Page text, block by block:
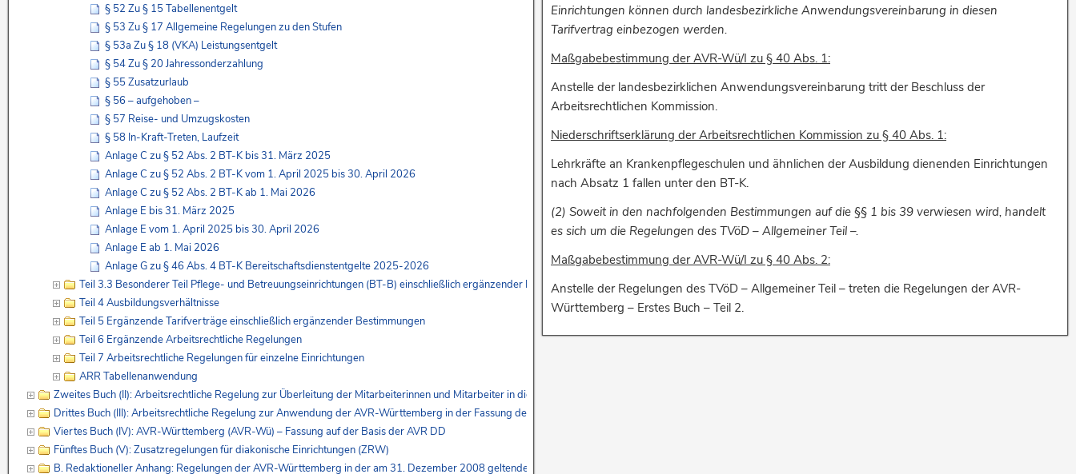
Einrichtungen können durch landesbezirkliche Anwendungsvereinbarung in diesen
Tarifvertrag einbezogen werden.
Maßgabebestimmung der AVR-Wü/I zu § 40 Abs. 1:
Anstelle der landesbezirklichen Anwendungsvereinbarung tritt der Beschluss der
Arbeitsrechtlichen Kommission.
Niederschriftserklärung der Arbeitsrechtlichen Kommission zu § 40 Abs. 1:
Lehrkräfte an Krankenpflegeschulen und ähnlichen der Ausbildung dienenden Einrichtungen
nach Absatz 1 fallen unter den BT-K.
(2) Soweit in den nachfolgenden Bestimmungen auf die §§ 1 bis 39 verwiesen wird, handelt
es sich um die Regelungen des TVöD – Allgemeiner Teil –.
Maßgabebestimmung der AVR-Wü/I zu § 40 Abs. 2:
Anstelle der Regelungen des TVöD – Allgemeiner Teil – treten die Regelungen der AVR-
Württemberg – Erstes Buch – Teil 2.
§ 52 Zu § 15 Tabellenentgelt
§ 53 Zu § 17 Allgemeine Regelungen zu den Stufen
§ 53a Zu § 18 (VKA) Leistungsentgelt
§ 54 Zu § 20 Jahressonderzahlung
§ 55 Zusatzurlaub
§ 56 – aufgehoben –
§ 57 Reise- und Umzugskosten
§ 58 In-Kraft-Treten, Laufzeit
Anlage C zu § 52 Abs. 2 BT-K bis 31. März 2025
Anlage C zu § 52 Abs. 2 BT-K vom 1. April 2025 bis 30. April 2026
Anlage C zu § 52 Abs. 2 BT-K ab 1. Mai 2026
Anlage E bis 31. März 2025
Anlage E vom 1. April 2025 bis 30. April 2026
Anlage E ab 1. Mai 2026
Anlage G zu § 46 Abs. 4 BT-K Bereitschaftsdienstentgelte 2025-2026
Teil 3.3 Besonderer Teil Pflege- und Betreuungseinrichtungen (BT-B) einschließlich ergänzender Bestimmungen
Teil 4 Ausbildungsverhältnisse
Teil 5 Ergänzende Tarifverträge einschließlich ergänzender Bestimmungen
Teil 6 Ergänzende Arbeitsrechtliche Regelungen
Teil 7 Arbeitsrechtliche Regelungen für einzelne Einrichtungen
ARR Tabellenanwendung
Zweites Buch (II): Arbeitsrechtliche Regelung zur Überleitung der Mitarbeiterinnen und Mitarbeiter in die AVR-Württemberg – Erstes Buch – und zur Regelung des Übergangsrechts (Seite 263)
Drittes Buch (III): Arbeitsrechtliche Regelung zur Anwendung der AVR-Württemberg in der Fassung des Vierten Buches und zur Überleitung der Mitarbeiterinnen und Mitarbeiter in die AVR-Württemberg – Viertes Buch –
Viertes Buch (IV): AVR-Württemberg (AVR-Wü) – Fassung auf der Basis der AVR DD
Fünftes Buch (V): Zusatzregelungen für diakonische Einrichtungen (ZRW)
B. Redaktioneller Anhang: Regelungen der AVR-Württemberg in der am 31. Dezember 2008 geltenden Fassung, die nach Maßgabe der neugefassten Regelungen der AVR-Württemberg – Erstes bis Fünftes Buch –